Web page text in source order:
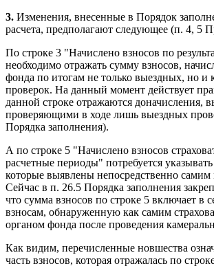
3. Изменения, внесенные в Порядок
расчета, предполагают следующее (п. 4, 5
По строке 3 "Начислено взносов по
необходимо отражать сумму взносов,
фонда по итогам не только выездных, но и
проверок. На данный момент действует
данной строке отражаются доначисления,
проверяющими в ходе лишь выездных
Порядка заполнения).
А по строке 5 "Начислено взносов
расчетные периоды" потребуется
которые выявлены непосредственно самим
Сейчас в п. 26.5 Порядка заполнения
что сумма взносов по строке 5 включает в
взносам, обнаруженную как самим
органом фонда после проведения
Как видим, перечисленные новшества
часть взносов, которая отражалась по